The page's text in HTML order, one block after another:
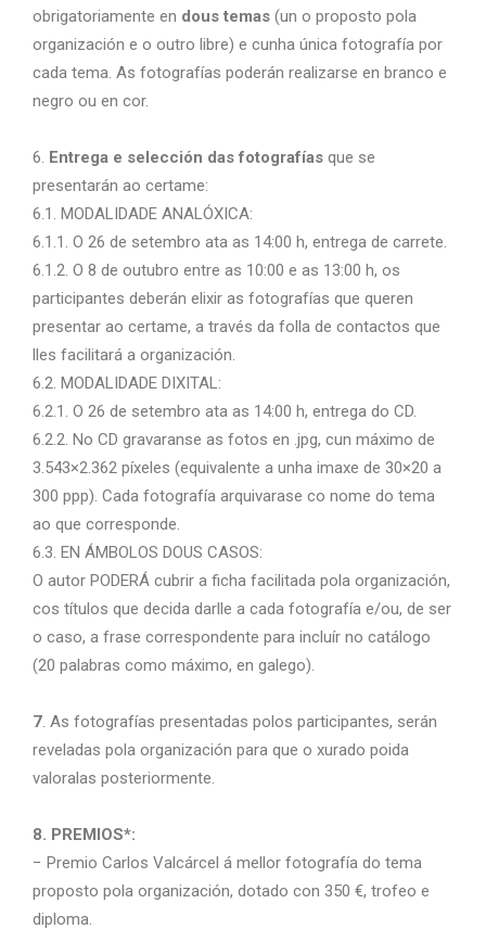
obrigatoriamente en dous temas (un o proposto pola
organización e o outro libre) e cunha única fotografía por
cada tema. As fotografías poderán realizarse en branco e
negro ou en cor.
6. Entrega e selección das fotografías que se
presentarán ao certame:
6.1. MODALIDADE ANALÓXICA:
6.1.1. O 26 de setembro ata as 14:00 h, entrega de carrete.
6.1.2. O 8 de outubro entre as 10:00 e as 13:00 h, os
participantes deberán elixir as fotografías que queren
presentar ao certame, a través da folla de contactos que
lles facilitará a organización.
6.2. MODALIDADE DIXITAL:
6.2.1. O 26 de setembro ata as 14:00 h, entrega do CD.
6.2.2. No CD gravaranse as fotos en .jpg, cun máximo de
3.543×2.362 píxeles (equivalente a unha imaxe de 30×20 a
300 ppp). Cada fotografía arquivarase co nome do tema
ao que corresponde.
6.3. EN ÁMBOLOS DOUS CASOS:
O autor PODERÁ cubrir a ficha facilitada pola organización,
cos títulos que decida darlle a cada fotografía e/ou, de ser
o caso, a frase correspondente para incluír no catálogo
(20 palabras como máximo, en galego).
7. As fotografías presentadas polos participantes, serán
reveladas pola organización para que o xurado poida
valoralas posteriormente.
8. PREMIOS*:
− Premio Carlos Valcárcel á mellor fotografía do tema
proposto pola organización, dotado con 350 €, trofeo e
diploma.